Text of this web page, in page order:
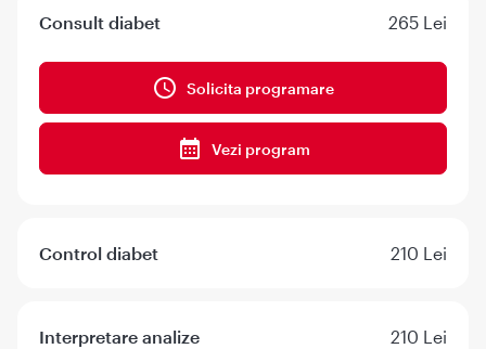
Consult diabet 265 Lei
Solicita programare
Vezi program
Control diabet 210 Lei
Interpretare analize 210 Lei